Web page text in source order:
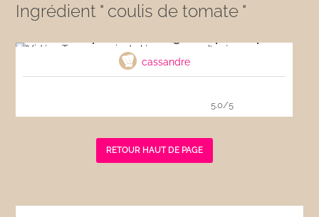
Ingrédient " coulis de tomate "
cassandre
5.0/5
RETOUR HAUT DE PAGE